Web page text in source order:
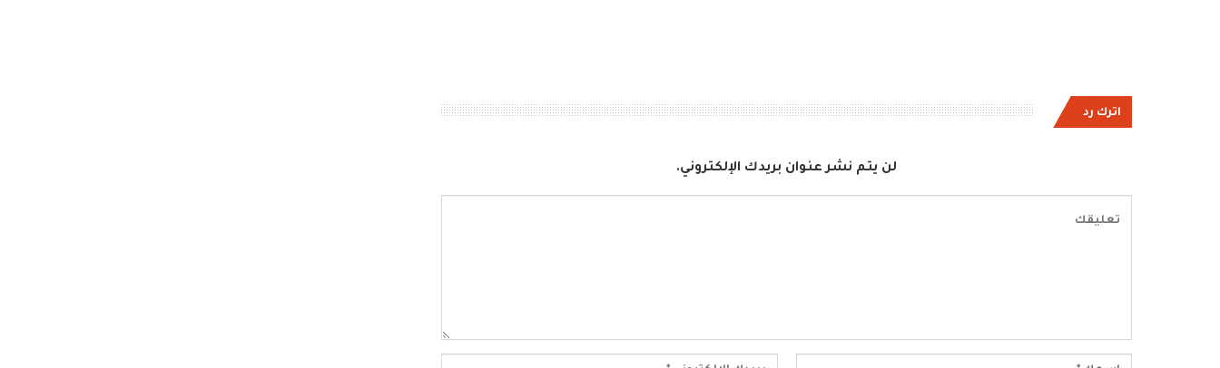
اترك رد
لن يتم نشر عنوان بريدك الإلكتروني.